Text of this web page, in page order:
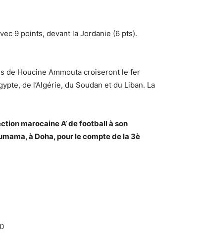
9 points, devant la Jordanie (6 pts).
de Houcine Ammouta croiseront le fer
de l’Algérie, du Soudan et du Liban. La
marocaine A’ de football à son
à Doha, pour le compte de la 3è